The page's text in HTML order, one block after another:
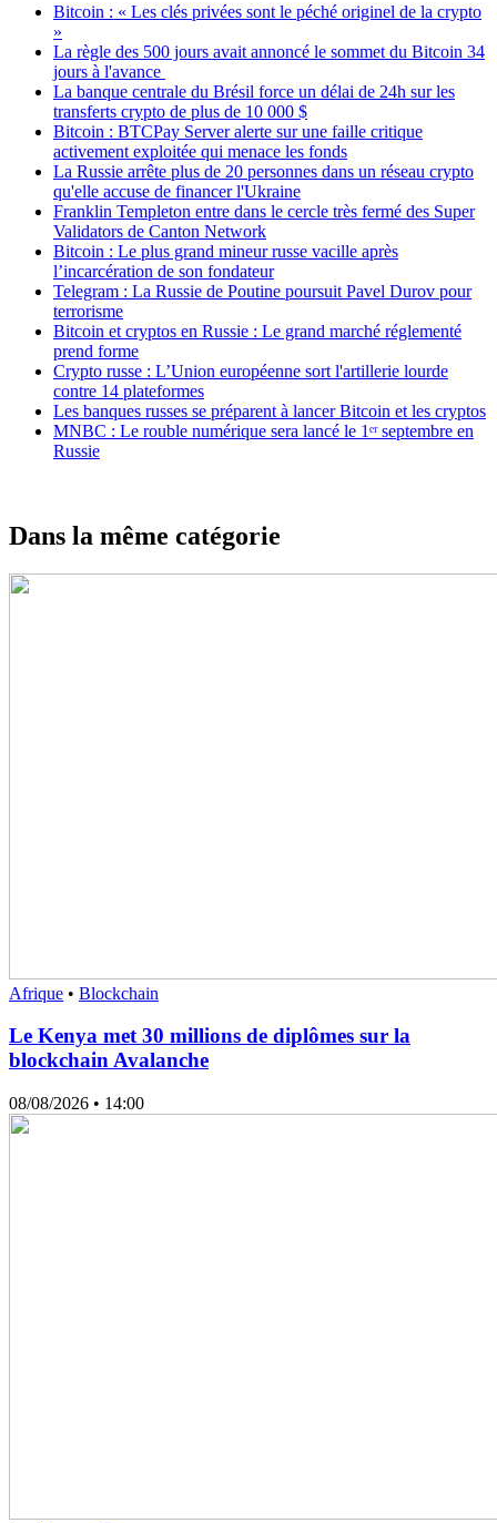
Bitcoin : « Les clés privées sont le péché originel de la crypto
»
La règle des 500 jours avait annoncé le sommet du Bitcoin 34
jours à l'avance
La banque centrale du Brésil force un délai de 24h sur les
transferts crypto de plus de 10 000 $
Bitcoin : BTCPay Server alerte sur une faille critique
activement exploitée qui menace les fonds
La Russie arrête plus de 20 personnes dans un réseau crypto
qu'elle accuse de financer l'Ukraine
Franklin Templeton entre dans le cercle très fermé des Super
Validators de Canton Network
Bitcoin : Le plus grand mineur russe vacille après
l’incarcération de son fondateur
Telegram : La Russie de Poutine poursuit Pavel Durov pour
terrorisme
Bitcoin et cryptos en Russie : Le grand marché réglementé
prend forme
Crypto russe : L’Union européenne sort l'artillerie lourde
contre 14 plateformes
Les banques russes se préparent à lancer Bitcoin et les cryptos
MNBC : Le rouble numérique sera lancé le 1ᵉʳ septembre en
Russie
Dans la même catégorie
Afrique • Blockchain
Le Kenya met 30 millions de diplômes sur la
blockchain Avalanche
08/08/2026 • 14:00